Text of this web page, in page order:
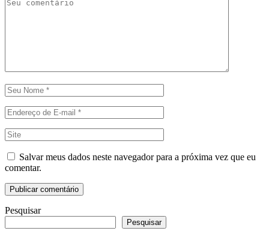
Salvar meus dados neste navegador para a próxima vez que eu
comentar.
Pesquisar
Pesquisar